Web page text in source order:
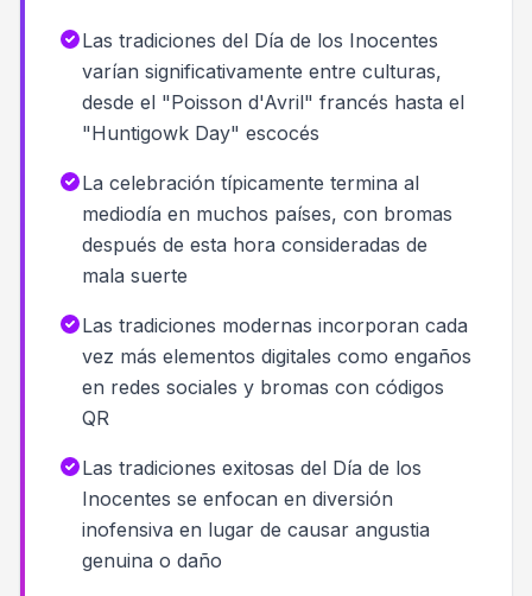
Las tradiciones del Día de los Inocentes
varían significativamente entre culturas,
desde el "Poisson d'Avril" francés hasta el
"Huntigowk Day" escocés
La celebración típicamente termina al
mediodía en muchos países, con bromas
después de esta hora consideradas de
mala suerte
Las tradiciones modernas incorporan cada
vez más elementos digitales como engaños
en redes sociales y bromas con códigos
QR
Las tradiciones exitosas del Día de los
Inocentes se enfocan en diversión
inofensiva en lugar de causar angustia
genuina o daño